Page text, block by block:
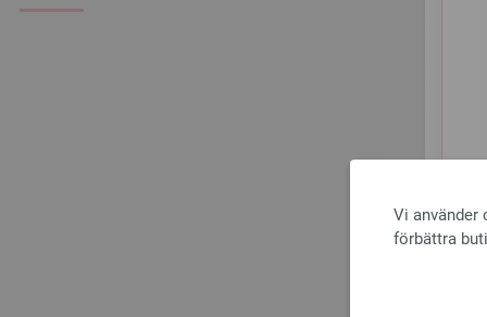
Vi använder
förbättra